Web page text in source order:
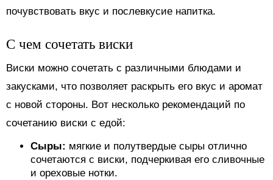
почувствовать вкус и послевкусие напитка.
С чем сочетать виски
Виски можно сочетать с различными блюдами и
закусками, что позволяет раскрыть его вкус и аромат
с новой стороны. Вот несколько рекомендаций по
сочетанию виски с едой:
Сыры: мягкие и полутвердые сыры отлично
сочетаются с виски, подчеркивая его сливочные
и ореховые нотки.